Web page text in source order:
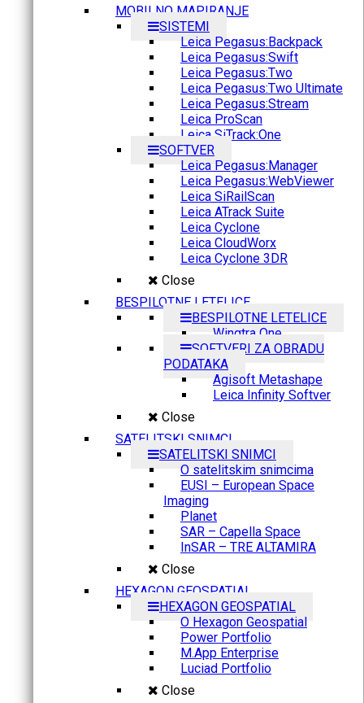
MOBILNO MAPIRANJE
SISTEMI
Leica Pegasus:Backpack
Leica Pegasus:Swift
Leica Pegasus:Two
Leica Pegasus:Two Ultimate
Leica Pegasus:Stream
Leica ProScan
Leica SiTrack:One
SOFTVER
Leica Pegasus:Manager
Leica Pegasus:WebViewer
Leica SiRailScan
Leica ATrack Suite
Leica Cyclone
Leica CloudWorx
Leica Cyclone 3DR
Close
BESPILOTNE LETELICE
BESPILOTNE LETELICE
Wingtra One
SOFTVERI ZA OBRADU
PODATAKA
Agisoft Metashape
Leica Infinity Softver
Close
SATELITSKI SNIMCI
SATELITSKI SNIMCI
O satelitskim snimcima
EUSI – European Space
Imaging
Planet
SAR – Capella Space
InSAR – TRE ALTAMIRA
Close
HEXAGON GEOSPATIAL
HEXAGON GEOSPATIAL
O Hexagon Geospatial
Power Portfolio
M.App Enterprise
Luciad Portfolio
Close